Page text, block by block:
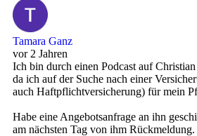
Tamara Ganz
vor 2 Jahren
Ich bin durch einen Podcast auf
da ich auf der Suche nach einer
auch Haftpflichtversicherung) für mein
Habe eine Angebotsanfrage an ihn
am nächsten Tag von ihm Rückmeldung.